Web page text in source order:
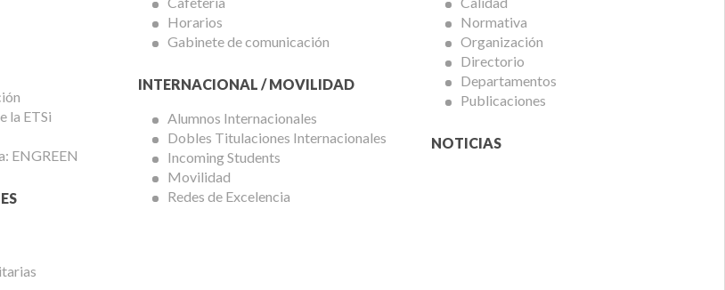
la ETSi
ENGREEN
Horarios
Gabinete de comunicación
INTERNACIONAL / MOVILIDAD
Alumnos Internacionales
Dobles Titulaciones Internacionales
Incoming Students
Movilidad
Redes de Excelencia
Normativa
Organización
Directorio
Departamentos
Publicaciones
NOTICIAS